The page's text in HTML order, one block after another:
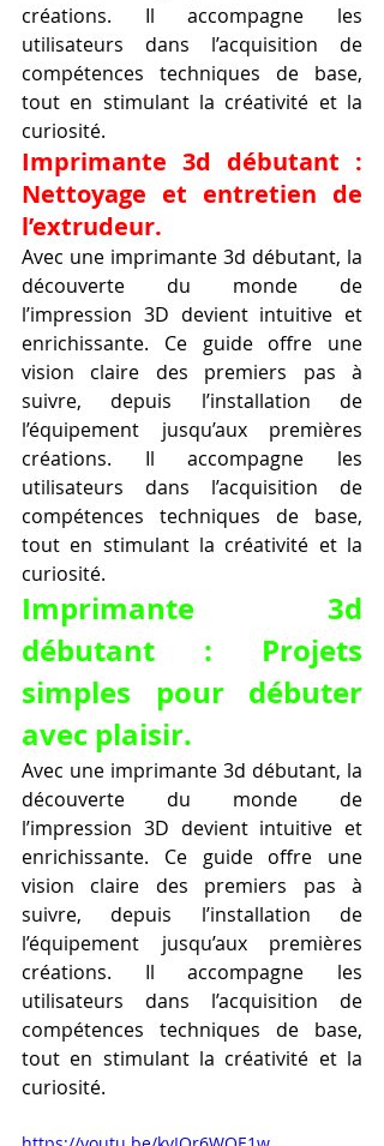
créations. Il accompagne les
utilisateurs dans l’acquisition de
compétences techniques de base,
tout en stimulant la créativité et la
curiosité.
Imprimante 3d débutant :
Nettoyage et entretien de
l’extrudeur.
Avec une imprimante 3d débutant, la
découverte du monde de
l’impression 3D devient intuitive et
enrichissante. Ce guide offre une
vision claire des premiers pas à
suivre, depuis l’installation de
l’équipement jusqu’aux premières
créations. Il accompagne les
utilisateurs dans l’acquisition de
compétences techniques de base,
tout en stimulant la créativité et la
curiosité.
Imprimante 3d
débutant : Projets
simples pour débuter
avec plaisir.
Avec une imprimante 3d débutant, la
découverte du monde de
l’impression 3D devient intuitive et
enrichissante. Ce guide offre une
vision claire des premiers pas à
suivre, depuis l’installation de
l’équipement jusqu’aux premières
créations. Il accompagne les
utilisateurs dans l’acquisition de
compétences techniques de base,
tout en stimulant la créativité et la
curiosité.